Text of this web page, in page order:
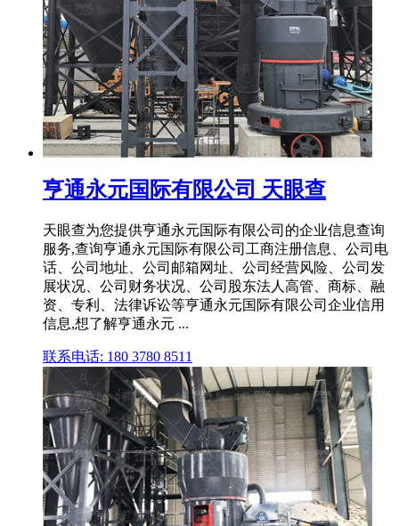
亨通永元国际有限公司 天眼查
天眼查为您提供亨通永元国际有限公司的企业信息查询
服务,查询亨通永元国际有限公司工商注册信息、公司电
话、公司地址、公司邮箱网址、公司经营风险、公司发
展状况、公司财务状况、公司股东法人高管、商标、融
资、专利、法律诉讼等亨通永元国际有限公司企业信用
信息,想了解亨通永元 ...
联系电话: 180 3780 8511